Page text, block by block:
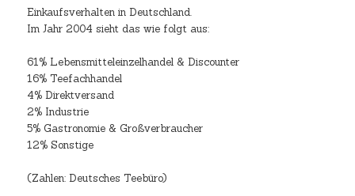
Einkaufsverhalten in Deutschland.
Im Jahr 2004 sieht das wie folgt aus:
61% Lebensmitteleinzelhandel & Discounter
16% Teefachhandel
4% Direktversand
2% Industrie
5% Gastronomie & Großverbraucher
12% Sonstige
(Zahlen: Deutsches Teebüro)